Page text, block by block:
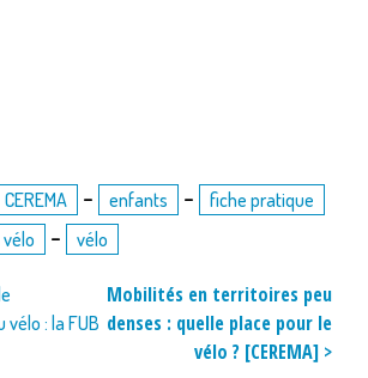
CEREMA - enfants - fiche pratique
- vélo
vélo : la FUB
Mobilités en territoires peu
denses : quelle place pour le
vélo ? [CEREMA] >